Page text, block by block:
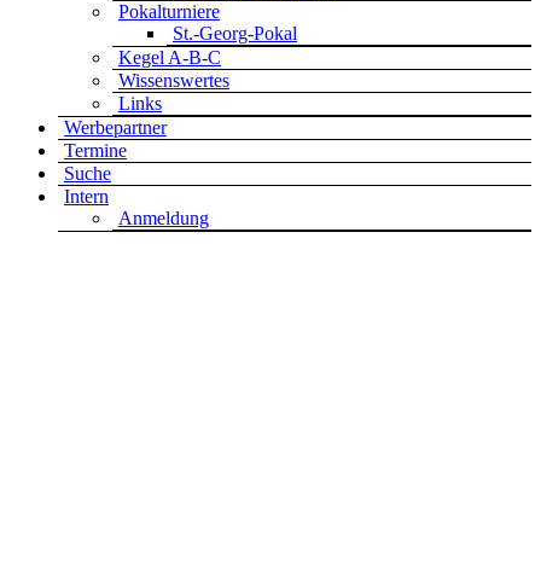
Pokalturniere
St.-Georg-Pokal
Kegel A-B-C
Wissenswertes
Links
Werbepartner
Termine
Suche
Intern
Anmeldung